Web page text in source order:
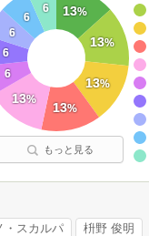
13%
13%
13%
13%
13%
6
6
6
6
6
もっと見る
・スカルパ 枡野 俊明